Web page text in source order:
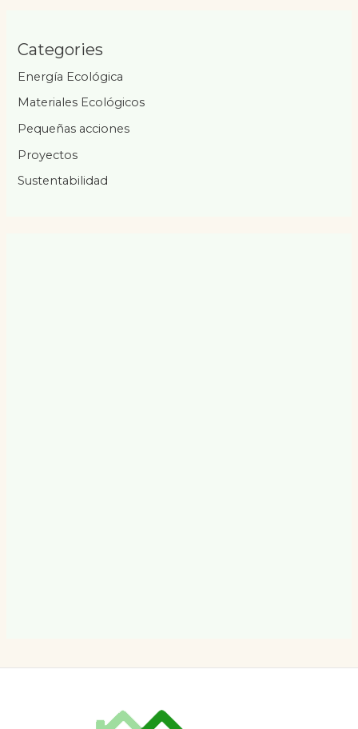
Categories
Energía Ecológica
Materiales Ecológicos
Pequeñas acciones
Proyectos
Sustentabilidad